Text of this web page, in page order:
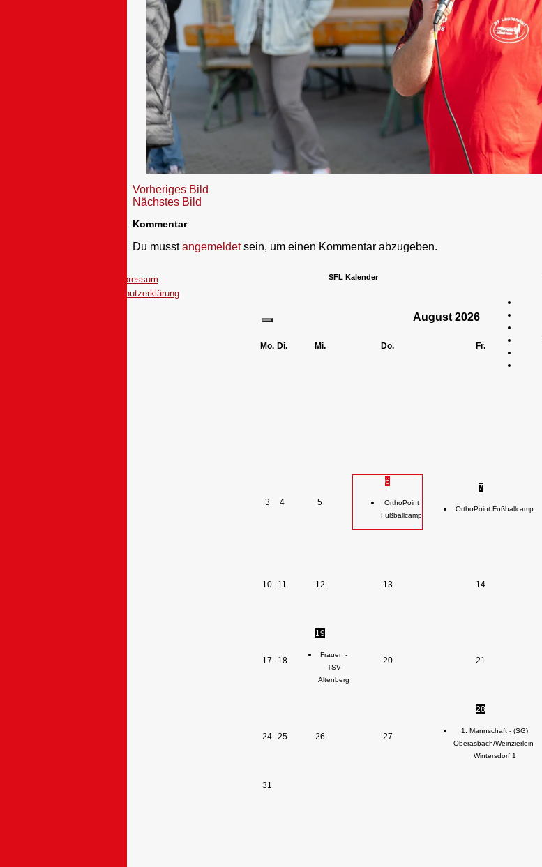
Vorheriges Bild
Nächstes Bild
Kommentar
Du musstangemeldetsein, um einen Kommentar abzugeben.
Impressum
Datenschutzerklärung
SFL Kalender
August 2026
Mo. Di. Mi. Do. Fr.
3 4 5
6
OrthoPoint
Fußballcamp
7
OrthoPoint Fußballcamp
10 11 12 13 14
17 18
19
Frauen -
TSV
Altenberg
20 21
24 25 26 27
28
1. Mannschaft - (SG)
Oberasbach/Weinzierlein-
Wintersdorf 1
31